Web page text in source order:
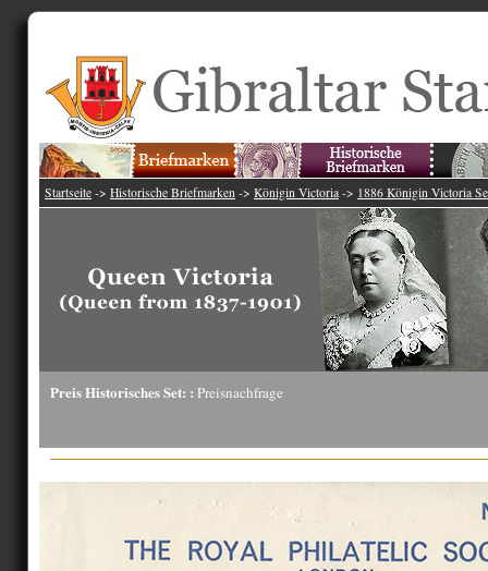
Startseite -> Historische Briefmarken -> Königin Victoria -> 1886 Königin Victoria
Preis Historisches Set: : Preisnachfrage